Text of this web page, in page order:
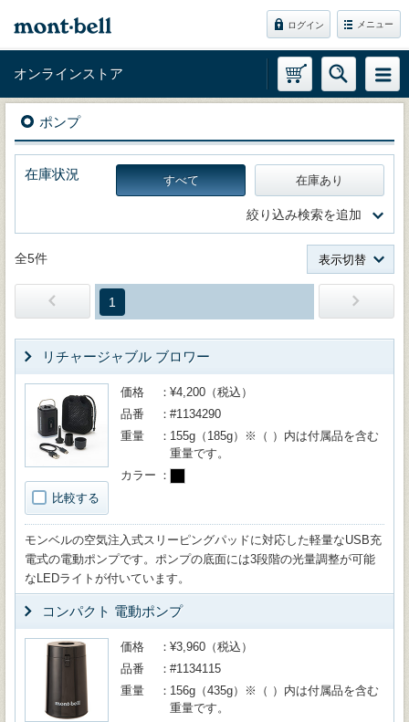
ログイン メニュー
オンラインストア
ポンプ
在庫状況 すべて 在庫あり
絞り込み検索を追加
全5件 表示切替
1
リチャージャブル ブロワー
比較する
価格
¥4,200（税込）
品番
#1134290
重量
155g（185g）※（ ）内は付属品を含む
重量です。
カラー
モンベルの空気注入式スリーピングパッドに対応した軽量なUSB充
電式の電動ポンプです。ポンプの底面には3段階の光量調整が可能
なLEDライトが付いています。
コンパクト 電動ポンプ
価格
¥3,960（税込）
品番
#1134115
重量
156g（435g）※（ ）内は付属品を含む
重量です。